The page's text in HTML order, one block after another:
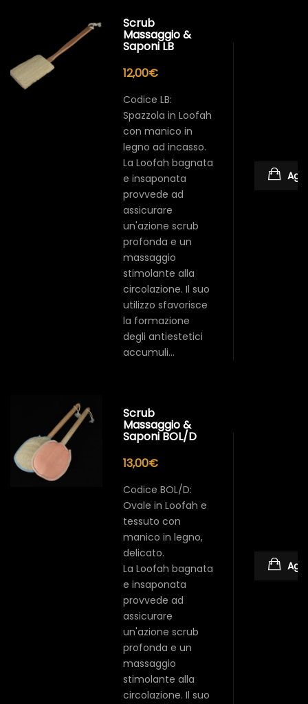
Scrub
Massaggio &
Saponi LB
12,00€
Codice LB:
Spazzola in Loofah
con manico in
legno ad incasso.
La Loofah bagnata
e insaponata
provvede ad
assicurare
un'azione scrub
profonda e un
massaggio
stimolante alla
circolazione. Il suo
utilizzo sfavorisce
la formazione
degli antiestetici
accumuli…
Scrub
Massaggio &
Saponi BOL/D
13,00€
Codice BOL/D:
Ovale in Loofah e
tessuto con
manico in legno,
delicato.
La Loofah bagnata
e insaponata
provvede ad
assicurare
un'azione scrub
profonda e un
massaggio
stimolante alla
circolazione. Il suo